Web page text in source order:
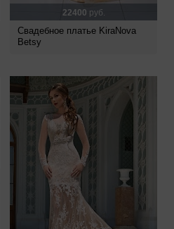
22400 руб.
Свадебное платье KiraNova
Betsy